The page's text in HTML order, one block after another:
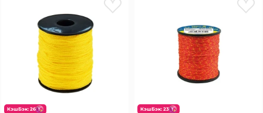
КэшБэк: 26 КэшБэк: 23